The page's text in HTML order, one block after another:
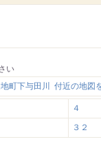
い
町下与田川 付近の地図
４
３２